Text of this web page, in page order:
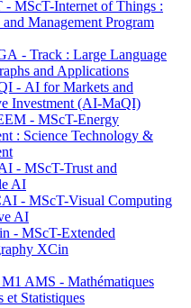
- MScT-Internet of Things :
Management Program
- Track : Large Language
and Applications
- AI for Markets and
Investment (AI-MaQI)
- MScT-Energy
: Science Technology &
- MScT-Trust and
AI
- MScT-Visual Computing
AI
- MScT-Extended
XCin
AMS - Mathématiques
et Statistiques